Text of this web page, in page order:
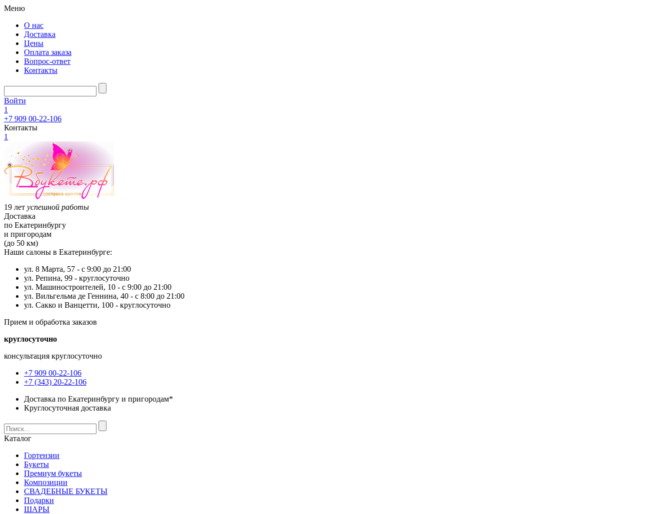
Меню
О нас
Доставка
Цены
Оплата заказа
Вопрос-ответ
Контакты
Войти
1
+7 909 00-22-106
Контакты
1
19 лет успешной работы
Доставка
по Екатеринбургу
и пригородам
(до 50 км)
Наши салоны в Екатеринбурге:
ул. 8 Марта, 57 - с 9:00 до 21:00
ул. Репина, 99 - круглосуточно
ул. Машиностроителей, 10 - с 9:00 до 21:00
ул. Вильгельма де Геннина, 40 - с 8:00 до 21:00
ул. Сакко и Ванцетти, 100 - круглосуточно
Прием и обработка заказов
круглосуточно
консультация круглосуточно
+7 909 00-22-106
+7 (343) 20-22-106
Доставка по Екатеринбургу и пригородам*
Круглосуточная доставка
Каталог
Гортензии
Букеты
Премиум букеты
Композиции
СВАДЕБНЫЕ БУКЕТЫ
Подарки
ШАРЫ